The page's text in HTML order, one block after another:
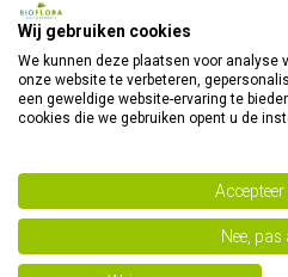
Powered by
Copyright 2026 Bioflora
Wij gebruiken cookies
We kunnen deze plaatsen voor analyse
onze website te verbeteren,
een geweldige website-ervaring te
cookies die we gebruiken opent u de
Accepteer
Nee, pas